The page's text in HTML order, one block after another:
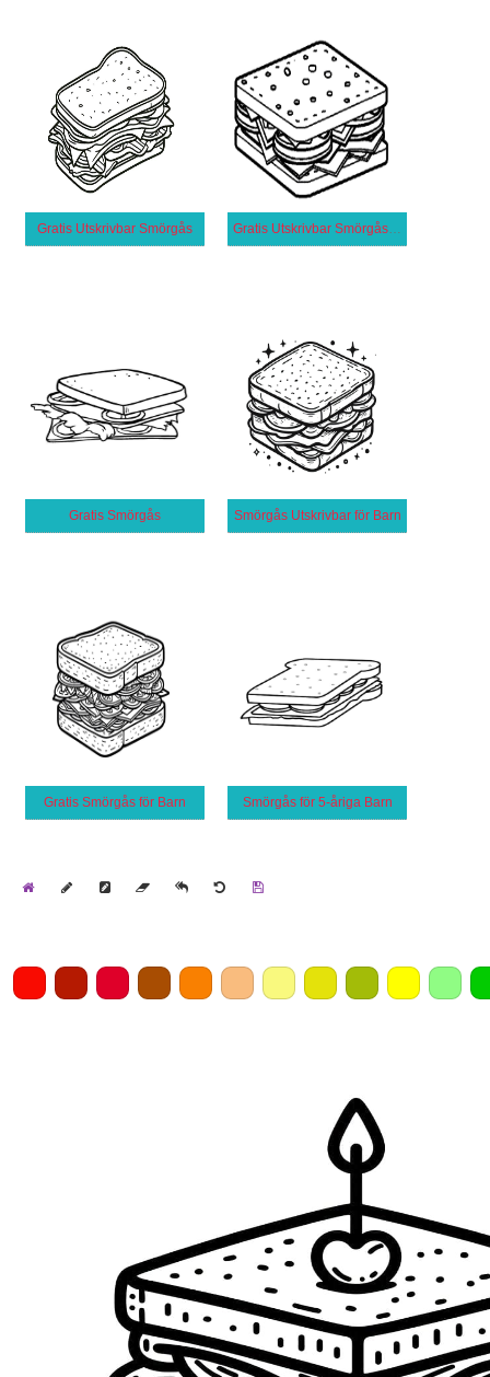
Gratis Utskrivbar Smörgås Gratis Utskrivbar Smörgås för Barn
Gratis Smörgås Smörgås Utskrivbar för Barn
Gratis Smörgås för Barn Smörgås för 5-åriga Barn